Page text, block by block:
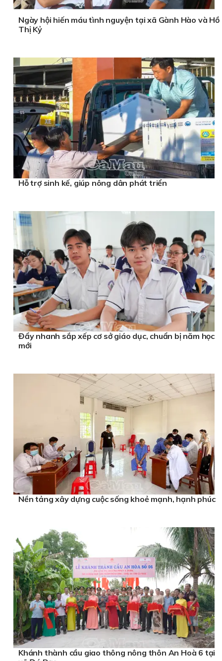
Ngày hội hiến máu tình nguyện tại xã Gành Hào và Hồ
Thị Kỷ
Hỗ trợ sinh kế, giúp nông dân phát triển
Đẩy nhanh sắp xếp cơ sở giáo dục, chuẩn bị năm học
mới
Nền tảng xây dựng cuộc sống khoẻ mạnh, hạnh phúc
Khánh thành cầu giao thông nông thôn An Hoà 6 tại